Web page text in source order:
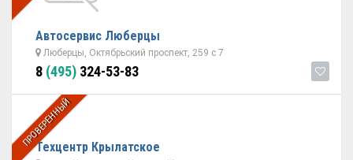
Автосервис Люберцы
Люберцы, Октябрьский проспект, 259 с 7
8 (495) 324-53-83
ПРОВЕРЕННЫЙ
Техцентр Крылатское